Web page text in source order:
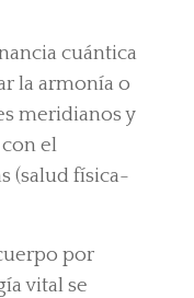
cuántica
la armonía o
meridianos y
el
(salud física-
por
vital se